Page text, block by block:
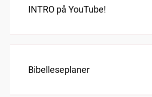
INTRO på YouTube!
Bibelleseplaner